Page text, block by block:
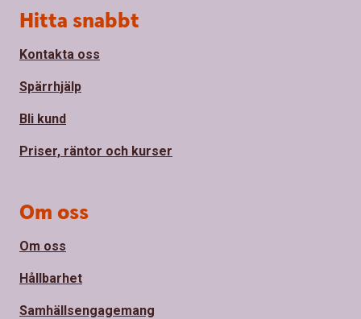
Sidfot
Hitta snabbt
Kontakta oss
Spärrhjälp
Bli kund
Priser, räntor och kurser
Om oss
Om oss
Hållbarhet
Samhällsengagemang